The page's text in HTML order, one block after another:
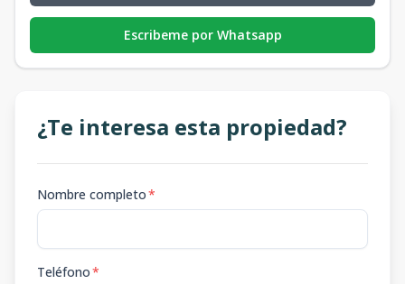
Escribeme por Whatsapp
¿Te interesa esta propiedad?
Nombre completo*
Teléfono*